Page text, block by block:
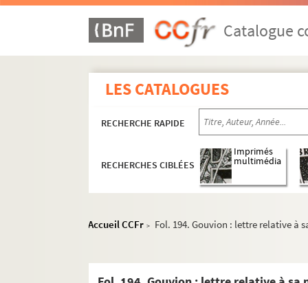
Catalogue
LES CATALOGUES
RECHERCHE RAPIDE
RECHERCHES CIBLÉES
Imprimés
multimédia
Accueil CCFr > Fol. 194. Gouvion : lettre relative à